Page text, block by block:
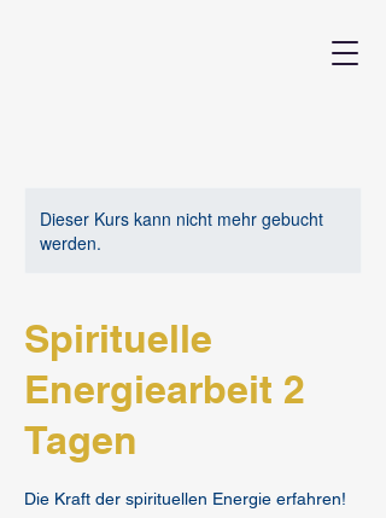
Dieser Kurs kann nicht mehr gebucht
werden.
Spirituelle
Energiearbeit 2
Tagen
Die Kraft der spirituellen Energie erfahren!